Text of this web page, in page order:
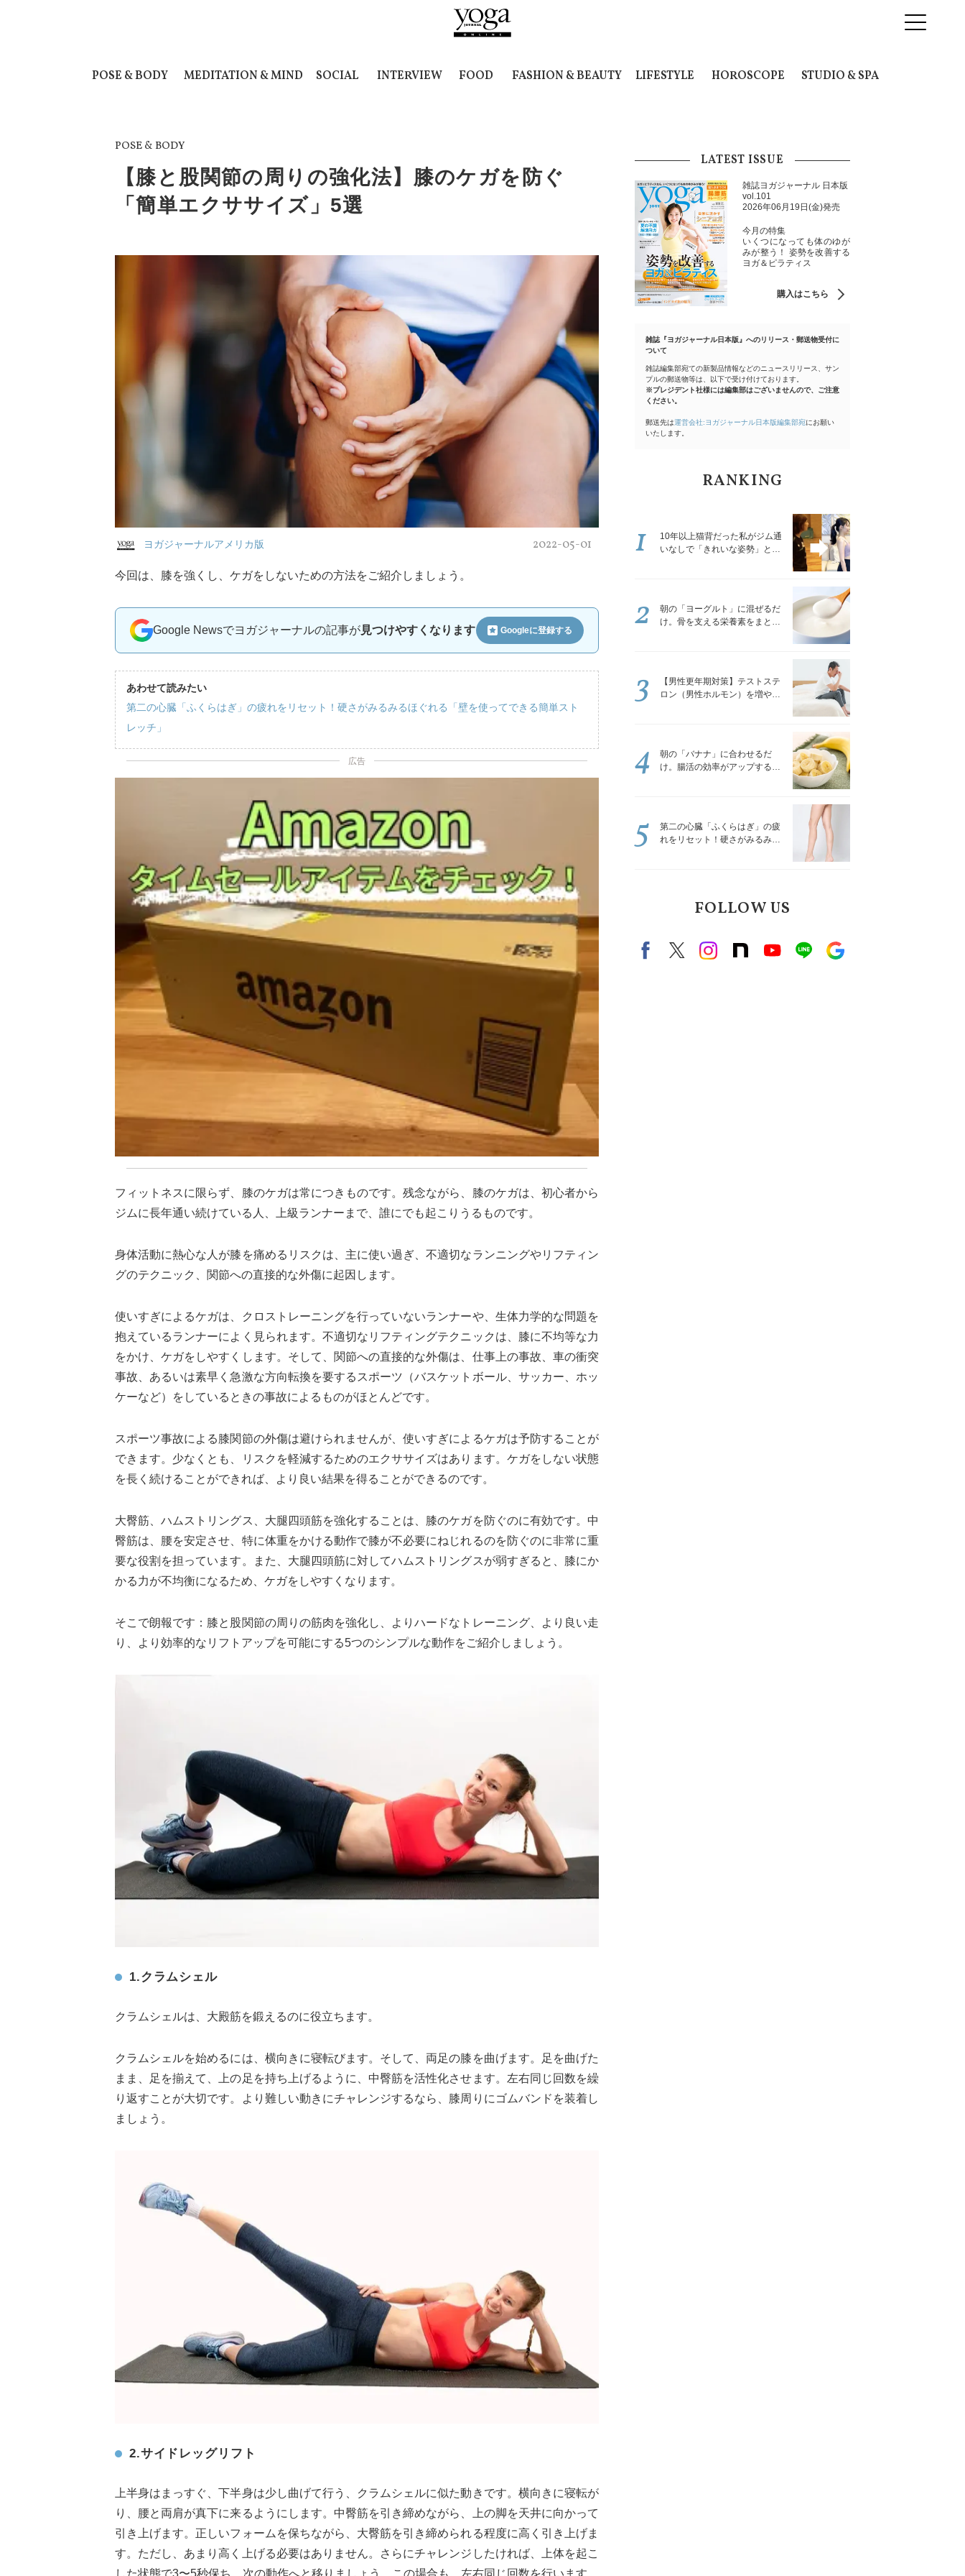
POSE & BODY MEDITATION & MIND SOCIAL INTERVIEW FOOD FASHION & BEAUTY LIFESTYLE HOROSCOPE STUDIO & SPA
POSE & BODY
【膝と股関節の周りの強化法】膝のケガを防ぐ
「簡単エクササイズ」5選
ヨガジャーナルアメリカ版 2022-05-01
今回は、膝を強くし、ケガをしないための方法をご紹介しましょう。
Google Newsでヨガジャーナルの記事が見つけやすくなります Googleに登録する
あわせて読みたい
第二の心臓「ふくらはぎ」の疲れをリセット！硬さがみるみるほぐれる「壁を使ってできる簡単スト
レッチ」
広告
フィットネスに限らず、膝のケガは常につきものです。残念ながら、膝のケガは、初心者から
ジムに長年通い続けている人、上級ランナーまで、誰にでも起こりうるものです。
身体活動に熱心な人が膝を痛めるリスクは、主に使い過ぎ、不適切なランニングやリフティン
グのテクニック、関節への直接的な外傷に起因します。
使いすぎによるケガは、クロストレーニングを行っていないランナーや、生体力学的な問題を
抱えているランナーによく見られます。不適切なリフティングテクニックは、膝に不均等な力
をかけ、ケガをしやすくします。そして、関節への直接的な外傷は、仕事上の事故、車の衝突
事故、あるいは素早く急激な方向転換を要するスポーツ（バスケットボール、サッカー、ホッ
ケーなど）をしているときの事故によるものがほとんどです。
スポーツ事故による膝関節の外傷は避けられませんが、使いすぎによるケガは予防することが
できます。少なくとも、リスクを軽減するためのエクササイズはあります。ケガをしない状態
を長く続けることができれば、より良い結果を得ることができるのです。
大臀筋、ハムストリングス、大腿四頭筋を強化することは、膝のケガを防ぐのに有効です。中
臀筋は、腰を安定させ、特に体重をかける動作で膝が不必要にねじれるのを防ぐのに非常に重
要な役割を担っています。また、大腿四頭筋に対してハムストリングスが弱すぎると、膝にか
かる力が不均衡になるため、ケガをしやすくなります。
そこで朗報です：膝と股関節の周りの筋肉を強化し、よりハードなトレーニング、より良い走
り、より効率的なリフトアップを可能にする5つのシンプルな動作をご紹介しましょう。
1.クラムシェル
クラムシェルは、大殿筋を鍛えるのに役立ちます。
クラムシェルを始めるには、横向きに寝転びます。そして、両足の膝を曲げます。足を曲げた
まま、足を揃えて、上の足を持ち上げるように、中臀筋を活性化させます。左右同じ回数を繰
り返すことが大切です。より難しい動きにチャレンジするなら、膝周りにゴムバンドを装着し
ましょう。
2.サイドレッグリフト
上半身はまっすぐ、下半身は少し曲げて行う、クラムシェルに似た動きです。横向きに寝転が
り、腰と両肩が真下に来るようにします。中臀筋を引き締めながら、上の脚を天井に向かって
引き上げます。正しいフォームを保ちながら、大臀筋を引き締められる程度に高く引き上げま
す。ただし、あまり高く上げる必要はありません。さらにチャレンジしたければ、上体を起こ
した状態で3〜5秒保ち、次の動作へと移りましょう。この場合も、左右同じ回数を行います。
LATEST ISSUE
雑誌ヨガジャーナル 日本版
vol.101
2026年06月19日(金)発売
今月の特集
いくつになっても体のゆが
みが整う！ 姿勢を改善する
ヨガ＆ピラティス
購入はこちら
雑誌『ヨガジャーナル日本版』へのリリース・郵送物受付に
ついて
雑誌編集部宛ての新製品情報などのニュースリリース、サン
プルの郵送物等は、以下で受け付けております。
※プレジデント社様には編集部はございませんので、ご注意
ください。
郵送先は運営会社:ヨガジャーナル日本版編集部宛にお願い
いたします。
RANKING
10年以上猫背だった私がジム通
いなしで「きれいな姿勢」と褒
1
朝の「ヨーグルト」に混ぜるだ
け。骨を支える栄養素をまとめ
2
【男性更年期対策】テストステ
ロン（男性ホルモン）を増やす
3
朝の「バナナ」に合わせるだ
け。腸活の効率がアップする食
4
第二の心臓「ふくらはぎ」の疲
れをリセット！硬さがみるみる
5
FOLLOW US
FacebookX（旧twitter）
instagram
note Youtubeline